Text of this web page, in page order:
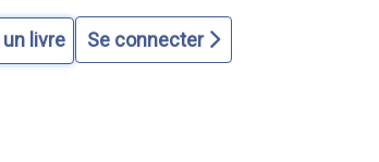
Se connecter